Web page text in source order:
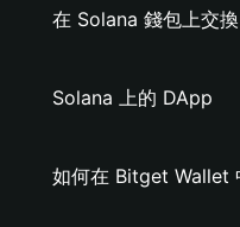
在 Solana 錢包上交換
Solana 上的 DApp
如何在 Bitget Wallet